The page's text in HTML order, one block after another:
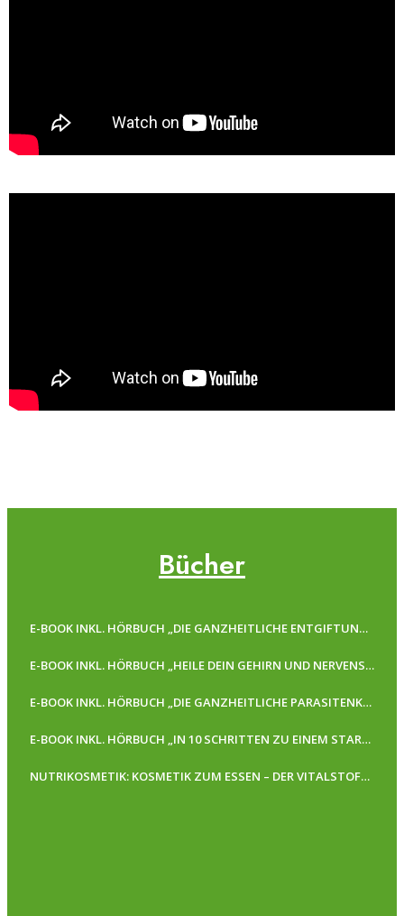
Bücher
E-BOOK INKL. HÖRBUCH „DIE GANZHEITLICHE ENTGIFTUNGSKUR“
E-BOOK INKL. HÖRBUCH „HEILE DEIN GEHIRN UND NERVENSYSTEM“
E-BOOK INKL. HÖRBUCH „DIE GANZHEITLICHE PARASITENKUR“
E-BOOK INKL. HÖRBUCH „IN 10 SCHRITTEN ZU EINEM STARKEN IMMUNSYSTEM“
NUTRIKOSMETIK: KOSMETIK ZUM ESSEN – DER VITALSTOFFGUIDE FÜR REINE UND GESUNDE HAUT